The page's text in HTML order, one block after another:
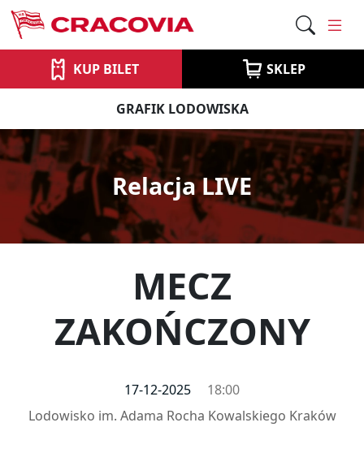
KUP BILET SKLEP
GRAFIK LODOWISKA
Relacja LIVE
MECZ
ZAKOŃCZONY
17-12-2025
18:00
Lodowisko im. Adama Rocha Kowalskiego Kraków